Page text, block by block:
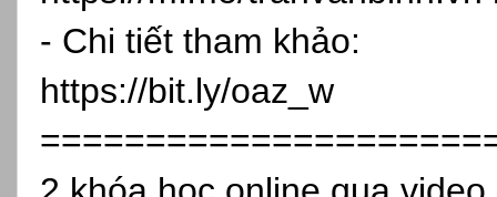
- Chi tiết tham khảo:
https://bit.ly/oaz_w